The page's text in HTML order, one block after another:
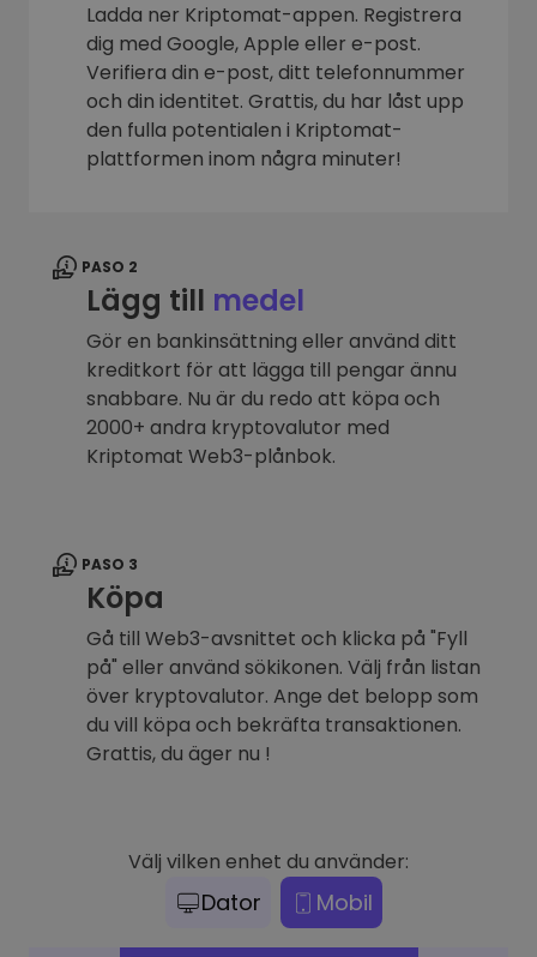
Ladda ner Kriptomat-appen. Registrera
dig med Google, Apple eller e-post.
Verifiera din e-post, ditt telefonnummer
och din identitet. Grattis, du har låst upp
den fulla potentialen i Kriptomat-
plattformen inom några minuter!
PASO 2
Lägg till medel
Gör en bankinsättning eller använd ditt
kreditkort för att lägga till pengar ännu
snabbare. Nu är du redo att köpa och
2000+ andra kryptovalutor med
Kriptomat Web3-plånbok.
PASO 3
Köpa
Gå till Web3-avsnittet och klicka på "Fyll
på" eller använd sökikonen. Välj från listan
över kryptovalutor. Ange det belopp som
du vill köpa och bekräfta transaktionen.
Grattis, du äger nu !
Välj vilken enhet du använder:
Dator Mobil